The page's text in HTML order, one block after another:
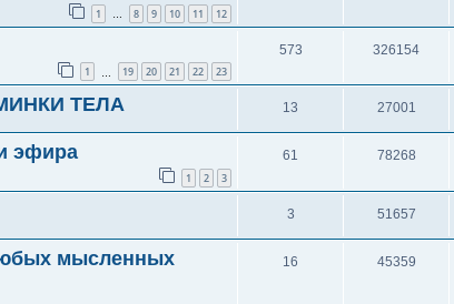
1 … 8 9 10 11 12
1 19 20 21 22 23
573 326154
ТЕЛА 13 27001
эфира
1 2 3
61 78268
3 51657
мысленных
16 45359